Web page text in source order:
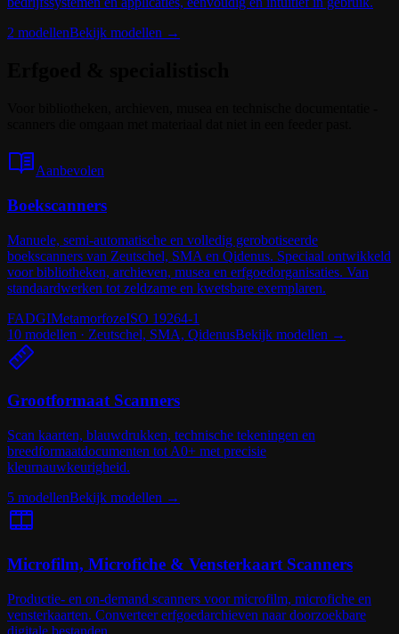
2 modellenBekijk modellen →
Aanbevolen
Boekscanners
Manuele, semi-automatische en volledig gerobotiseerde
boekscanners van Zeutschel, SMA en Qidenus. Speciaal ontwikkeld
voor bibliotheken, archieven, musea en erfgoedorganisaties. Van
standaardwerken tot zeldzame en kwetsbare exemplaren.
FADGIMetamorfozeISO 19264-1
10 modellen · Zeutschel, SMA, QidenusBekijk modellen →
Grootformaat Scanners
Scan kaarten, blauwdrukken, technische tekeningen en
breedformaatdocumenten tot A0+ met precisie
kleurnauwkeurigheid.
5 modellenBekijk modellen →
Microfilm, Microfiche & Vensterkaart Scanners
Productie- en on-demand scanners voor microfilm, microfiche en
vensterkaarten. Converteer erfgoedarchieven naar doorzoekbare
digitale bestanden.